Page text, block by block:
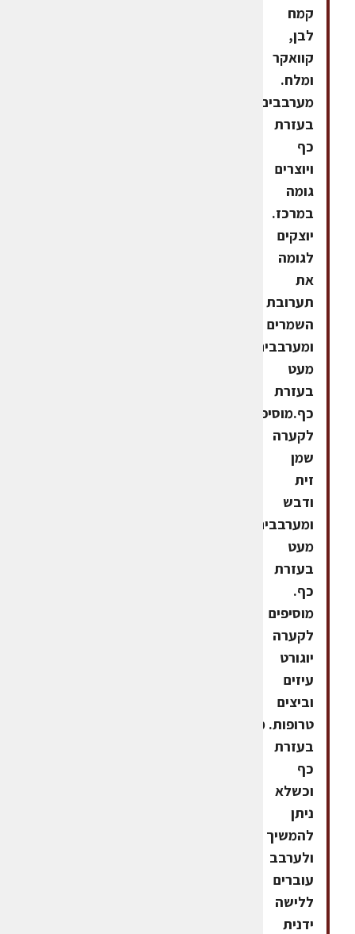
קמח
לבן,
קוואקר
ומלח.
מערבבים
בעזרת
כף
ויוצרים
גומה
במרכז.
יוצקים
לגומה
את
תערובת
השמרים
ומערבבים
מעט
בעזרת
כף.מוסיפים
לקערה
שמן
זית
ודבש
ומערבבים
מעט
בעזרת
כף.
מוסיפים
לקערה
יוגורט
עיזים
וביצים
טרופות. מערבבים
בעזרת
כף
וכשלא
ניתן
להמשיך
ולערבב
עוברים
ללישה
ידנית